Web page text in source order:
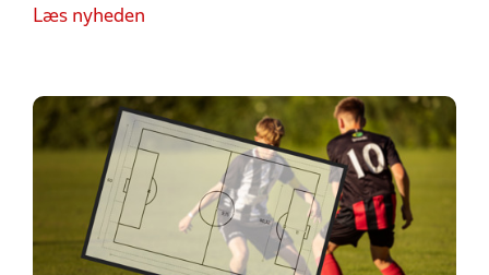
Læs nyheden